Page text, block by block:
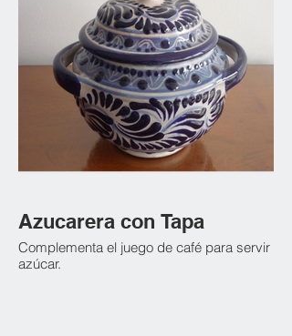
Azucarera con Tapa
Complementa el juego de café para servir
azúcar.